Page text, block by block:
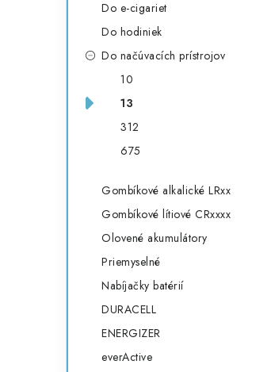
Do e-cigariet
Do hodiniek
Do načúvacích prístrojov
10
13
312
675
Gombíkové alkalické LRxx
Gombíkové lítiové CRxxxx
Olovené akumulátory
Priemyselné
Nabíjačky batérií
DURACELL
ENERGIZER
everActive